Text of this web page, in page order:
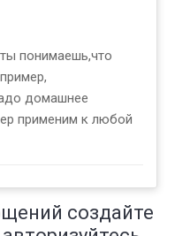
понимаешь,что
домашнее
применим к любой
создайте